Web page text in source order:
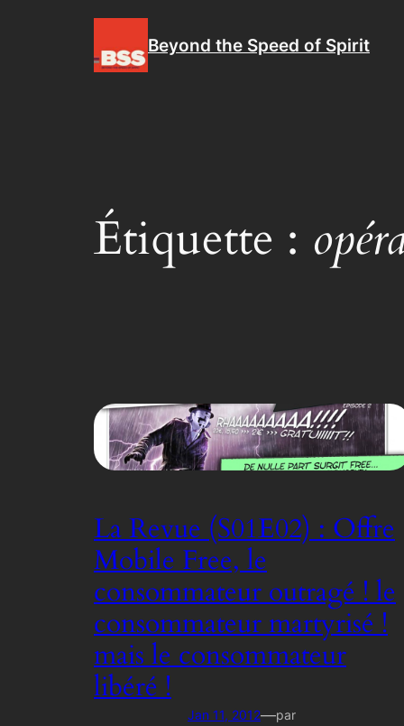
Beyond the Speed of Spirit
Étiquette :
La Revue (S01E02) : Offre
Mobile Free, le
consommateur outragé ! le
consommateur martyrisé !
mais le consommateur
libéré !
Jan 11, 2012—par